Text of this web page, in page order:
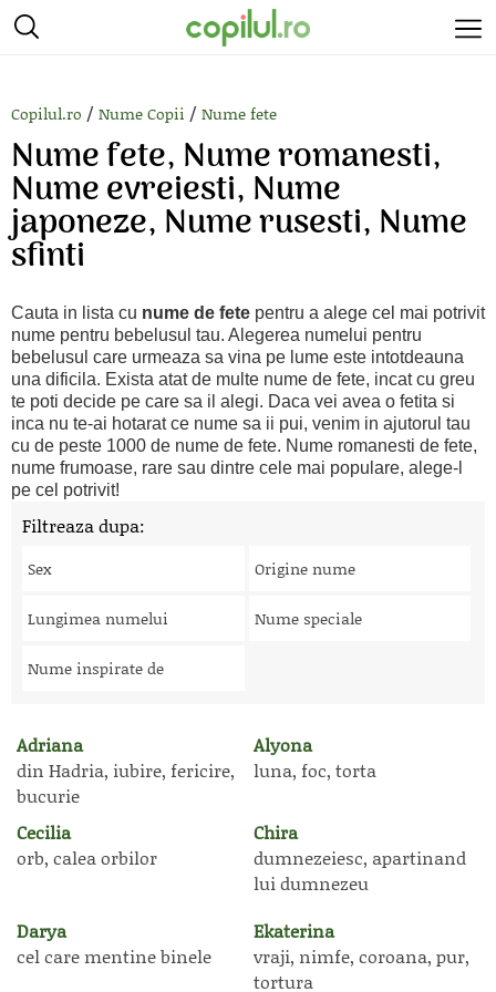
Copilul.ro / Nume Copii / Nume fete
Nume fete, Nume romanesti,
Nume evreiesti, Nume
japoneze, Nume rusesti, Nume
sfinti
Cauta in lista cu nume de fete pentru a alege cel mai potrivit
nume pentru bebelusul tau. Alegerea numelui pentru
bebelusul care urmeaza sa vina pe lume este intotdeauna
una dificila. Exista atat de multe nume de fete, incat cu greu
te poti decide pe care sa il alegi. Daca vei avea o fetita si
inca nu te-ai hotarat ce nume sa ii pui, venim in ajutorul tau
cu de peste 1000 de nume de fete. Nume romanesti de fete,
nume frumoase, rare sau dintre cele mai populare, alege-l
pe cel potrivit!
Filtreaza dupa:
Sex Origine nume
Lungimea numelui Nume speciale
Nume inspirate de
Adriana
din Hadria, iubire, fericire,
bucurie
Alyona
luna, foc, torta
Cecilia
orb, calea orbilor
Chira
dumnezeiesc, apartinand
lui dumnezeu
Darya
cel care mentine binele
Ekaterina
vraji, nimfe, coroana, pur,
tortura